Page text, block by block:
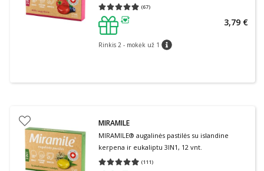
(67)
Vidutinis įvertinimas 4.88
patarimas
Rinkis 2 - mokėk už 1 patarimas
3,79 €
MIRAMILE
MIRAMILE® augalinės pastilės su islandine
kerpena ir eukaliptu 3IN1, 12 vnt.
(111)
Vidutinis įvertinimas 4.93